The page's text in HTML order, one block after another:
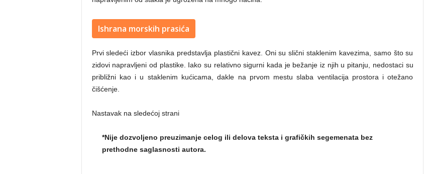
Ishrana morskih prasića
Prvi sledeći izbor vlasnika predstavlja plastični kavez. Oni su slični staklenim kavezima, samo što su
zidovi napravljeni od plastike. Iako su relativno sigurni kada je bežanje iz njih u pitanju, nedostaci su
približni kao i u staklenim kućicama, dakle na prvom mestu slaba ventilacija prostora i otežano
čišćenje.
Nastavak na sledećoj strani
*Nije dozvoljeno preuzimanje celog ili delova teksta i grafičkih segemenata bez
prethodne saglasnosti autora.